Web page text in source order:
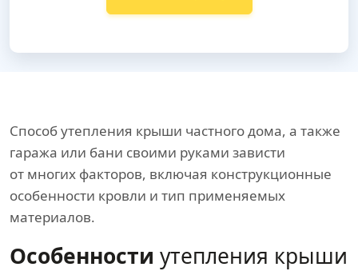
Способ утепления крыши частного дома, а также
гаража или бани своими руками зависти
от многих факторов, включая конструкционные
особенности кровли и тип применяемых
материалов.
Особенности утепления крыши